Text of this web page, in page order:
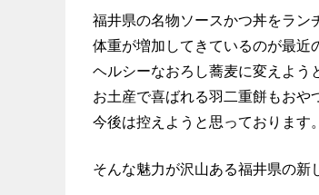
福井県の名物ソースかつ丼をラン
体重が増加してきているのが最近
ヘルシーなおろし蕎麦に変えよう
お土産で喜ばれる羽二重餅もおや
今後は控えようと思っております
そんな魅力が沢山ある福井県の新